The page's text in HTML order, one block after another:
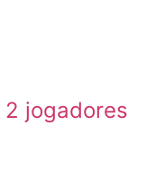
jogadores